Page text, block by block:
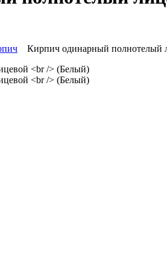
Кирпич одинарный полнотелый